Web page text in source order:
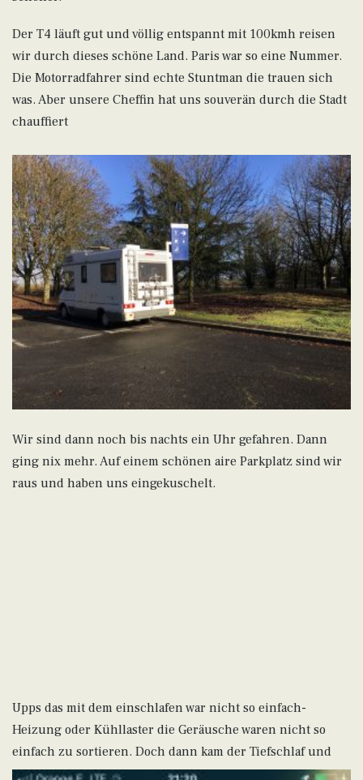
Der T4 läuft gut und völlig entspannt mit 100kmh reisen
wir durch dieses schöne Land. Paris war so eine Nummer.
Die Motorradfahrer sind echte Stuntman die trauen sich
was. Aber unsere Cheffin hat uns souverän durch die Stadt
chauffiert
Wir sind dann noch bis nachts ein Uhr gefahren. Dann
ging nix mehr. Auf einem schönen aire Parkplatz sind wir
raus und haben uns eingekuschelt.
Upps das mit dem einschlafen war nicht so einfach-
Heizung oder Kühllaster die Geräusche waren nicht so
einfach zu sortieren. Doch dann kam der Tiefschlaf und